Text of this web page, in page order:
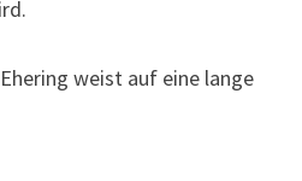
weist auf eine lange